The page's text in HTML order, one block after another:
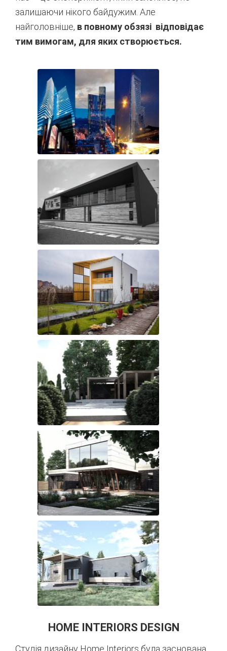
залишаючи нікого байдужим. Але
найголовніше, в повному обзязі відповідає
тим вимогам, для яких створюється.
HOME INTERIORS DESIGN
Студія дизайну Home Interiors була заснована